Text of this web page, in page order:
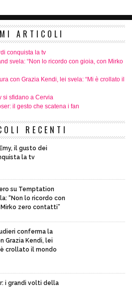
ARTICOLI
conquista la tv
svela: “Non lo ricordo con gioia, con Mirko
con Grazia Kendi, lei svela: “Mi è crollato il
si sfidano a Cervia
il gesto che scatena i fan
RECENTI
il gusto dei
la tv
su Temptation
“Non lo ricordo con
zero contatti”
conferma la
Grazia Kendi, lei
è crollato il mondo
i grandi volti della